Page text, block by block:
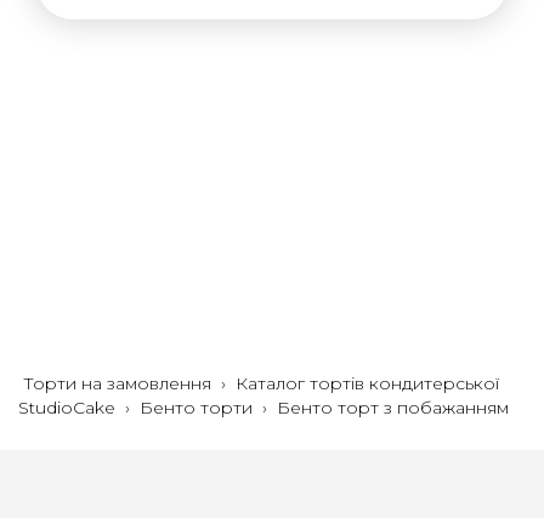
Торти на замовлення › Каталог тортів кондитерської
StudioCake › Бенто торти › Бенто торт з побажанням